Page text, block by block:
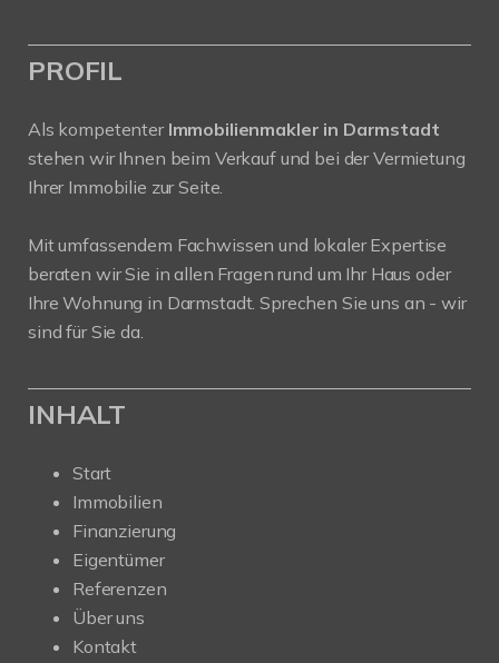
PROFIL
Als kompetenter Immobilienmakler in Darmstadt
stehen wir Ihnen beim Verkauf und bei der Vermietung
Ihrer Immobilie zur Seite.
Mit umfassendem Fachwissen und lokaler Expertise
beraten wir Sie in allen Fragen rund um Ihr Haus oder
Ihre Wohnung in Darmstadt. Sprechen Sie uns an - wir
sind für Sie da.
INHALT
Start
Immobilien
Finanzierung
Eigentümer
Referenzen
Über uns
Kontakt